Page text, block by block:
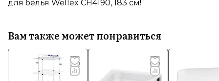
для белья Wellex CH4190, 183 см!
Вам также может понравиться